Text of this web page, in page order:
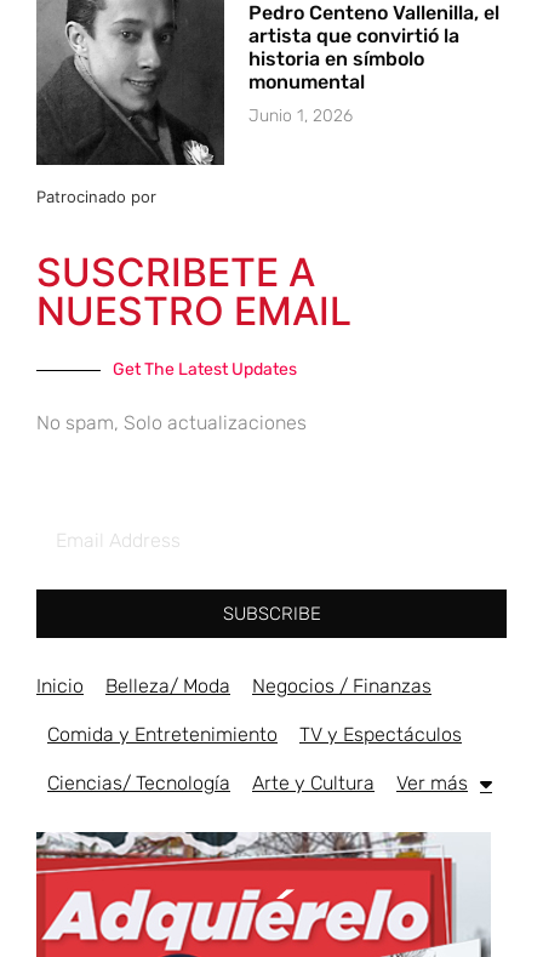
Pedro Centeno Vallenilla, el
artista que convirtió la
historia en símbolo
monumental
Junio 1, 2026
Patrocinado por
SUSCRIBETE A
NUESTRO EMAIL
Get The Latest Updates
No spam, Solo actualizaciones
SUBSCRIBE
Inicio Belleza/ Moda Negocios / Finanzas
Comida y Entretenimiento TV y Espectáculos
Ciencias/ Tecnología Arte y Cultura Ver más